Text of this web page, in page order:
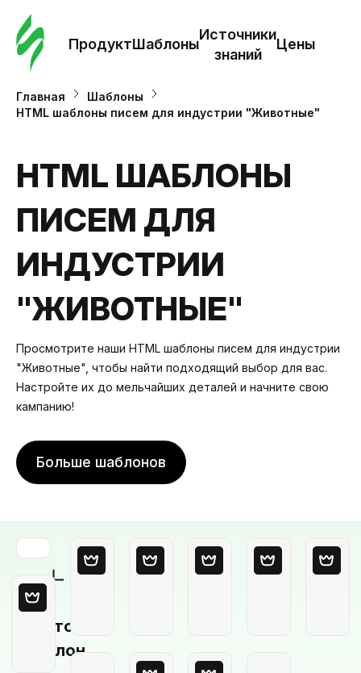
ПродуктШаблоны
Источники
знаний
Цены
Главная
Шаблоны
HTML шаблоны писем для индустрии "Животные"
HTML ШАБЛОНЫ
ПИСЕМ ДЛЯ
ИНДУСТРИИ
"ЖИВОТНЫЕ"
Просмотрите наши HTML шаблоны писем для индустрии
"Животные", чтобы найти подходящий выбор для вас.
Настройте их до мельчайших деталей и начните свою
кампанию!
Больше шаблонов
Пустой
шаблон